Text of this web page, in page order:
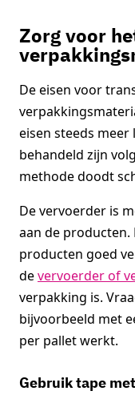
Zorg voor
De eisen voor
eisen steeds
behandeld zijn
methode doodt
De vervoerder is
aan de producten.
producten goed
devervoerder of
verpakking is.
bijvoorbeeld met
per pallet werkt.
Gebruik tape